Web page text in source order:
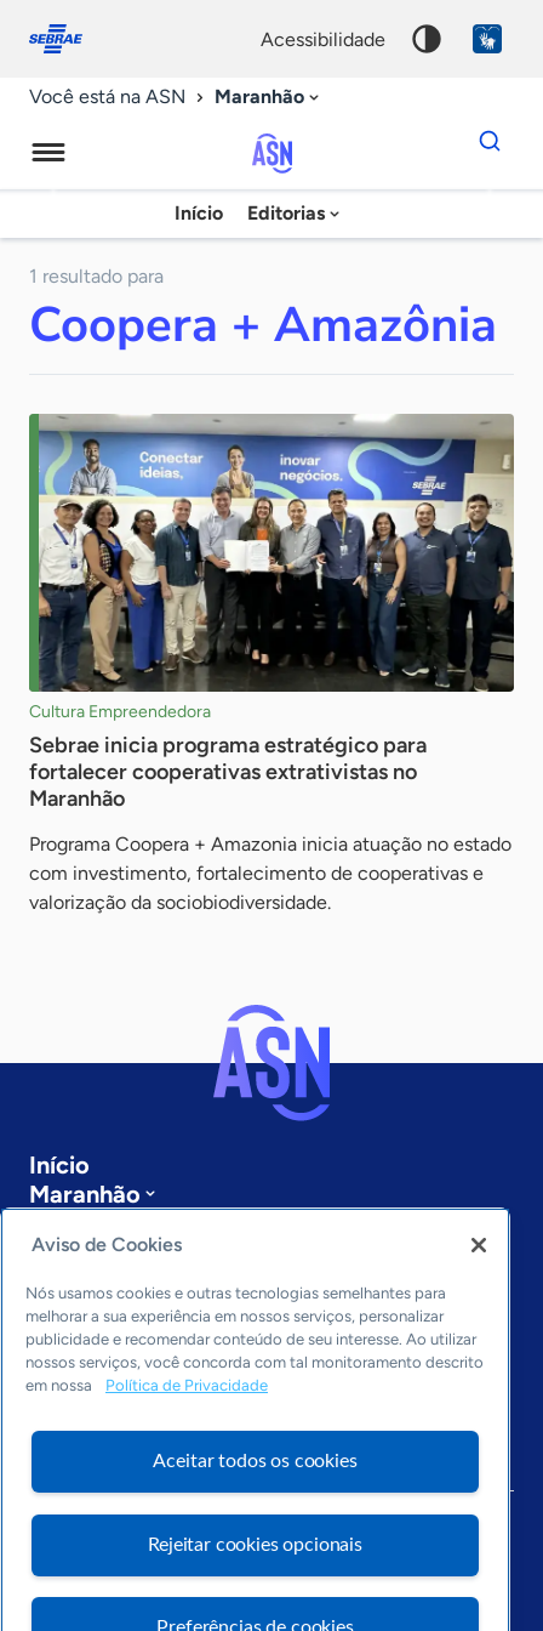
conosco
acessibilidade
Você está na ASN Maranhão
Agência
Sebrae
Notícias
Início Editorias
Dados
para
chave
1 resultado para
Coopera + Amazônia
Cultura Empreendedora
Sebrae inicia programa estratégico para
fortalecer cooperativas extrativistas no
Maranhão
Programa Coopera + Amazonia inicia atuação no estado
com investimento, fortalecimento de cooperativas e
valorização da sociobiodiversidade.
Início
Maranhão
Últimas notícias
Entre em contato
Editorias
Economia & Política
Inovação & Tecnologia
Dados
Aviso de Cookies
Nós usamos cookies e outras tecnologias semelhantes para
melhorar a sua experiência em nossos serviços, personalizar
publicidade e recomendar conteúdo de seu interesse. Ao utilizar
nossos serviços, você concorda com tal monitoramento descrito
em nossa
Política de Privacidade
Aceitar todos os cookies
Rejeitar cookies opcionais